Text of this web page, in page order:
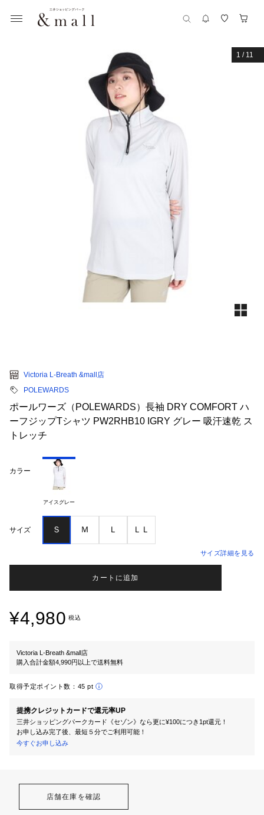
1 / 11
Victoria L-Breath &mall店
POLEWARDS
ポールワーズ（POLEWARDS）長袖 DRY COMFORT ハ
ーフジップTシャツ PW2RHB10 IGRY グレー 吸汗速乾 ス
トレッチ
カラー
アイスグレー
サイズ Ｓ Ｍ Ｌ ＬＬ
サイズ詳細を見る
カートに追加
¥4,980 税込
Victoria L-Breath &mall店
購入合計金額4,990円以上で送料無料
取得予定ポイント数： 45 pt
提携クレジットカードで還元率UP
三井ショッピングパークカード《セゾン》なら更に¥100につき1pt還元！
お申し込み完了後、最短５分でご利用可能！
今すぐお申し込み
店舗在庫を確認